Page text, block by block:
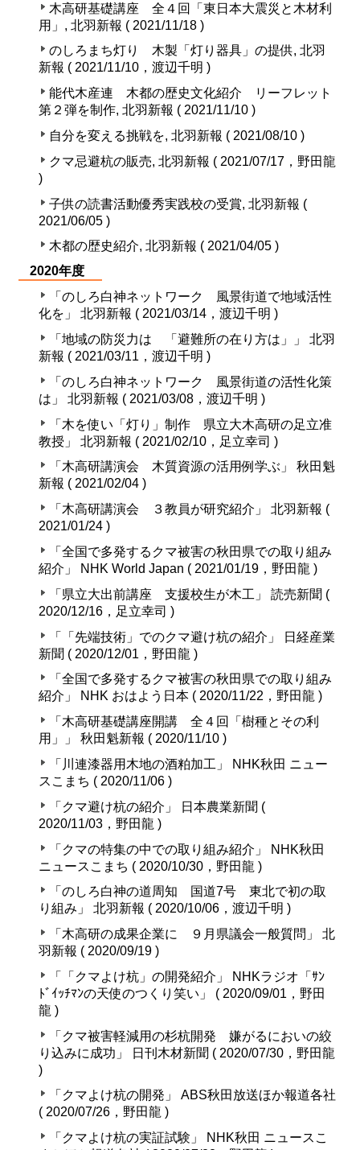
木高研基礎講座 全４回「東日本大震災と木材利
用」, 北羽新報 ( 2021/11/18 )
のしろまち灯り 木製「灯り器具」の提供, 北羽
新報 ( 2021/11/10，渡辺千明 )
能代木産連 木都の歴史文化紹介 リーフレット
第２弾を制作, 北羽新報 ( 2021/11/10 )
自分を変える挑戦を, 北羽新報 ( 2021/08/10 )
クマ忌避杭の販売, 北羽新報 ( 2021/07/17，野田龍
)
子供の読書活動優秀実践校の受賞, 北羽新報 (
2021/06/05 )
木都の歴史紹介, 北羽新報 ( 2021/04/05 )
2020年度
「のしろ白神ネットワーク 風景街道で地域活性
化を」 北羽新報 ( 2021/03/14，渡辺千明 )
「地域の防災力は 「避難所の在り方は」」 北羽
新報 ( 2021/03/11，渡辺千明 )
「のしろ白神ネットワーク 風景街道の活性化策
は」 北羽新報 ( 2021/03/08，渡辺千明 )
「木を使い「灯り」制作 県立大木高研の足立准
教授」 北羽新報 ( 2021/02/10，足立幸司 )
「木高研講演会 木質資源の活用例学ぶ」 秋田魁
新報 ( 2021/02/04 )
「木高研講演会 ３教員が研究紹介」 北羽新報 (
2021/01/24 )
「全国で多発するクマ被害の秋田県での取り組み
紹介」 NHK World Japan ( 2021/01/19，野田龍 )
「県立大出前講座 支援校生が木工」 読売新聞 (
2020/12/16，足立幸司 )
「「先端技術」でのクマ避け杭の紹介」 日経産業
新聞 ( 2020/12/01，野田龍 )
「全国で多発するクマ被害の秋田県での取り組み
紹介」 NHK おはよう日本 ( 2020/11/22，野田龍 )
「木高研基礎講座開講 全４回「樹種とその利
用」」 秋田魁新報 ( 2020/11/10 )
「川連漆器用木地の酒粕加工」 NHK秋田 ニュー
スこまち ( 2020/11/06 )
「クマ避け杭の紹介」 日本農業新聞 (
2020/11/03，野田龍 )
「クマの特集の中での取り組み紹介」 NHK秋田
ニュースこまち ( 2020/10/30，野田龍 )
「のしろ白神の道周知 国道7号 東北で初の取
り組み」 北羽新報 ( 2020/10/06，渡辺千明 )
「木高研の成果企業に ９月県議会一般質問」 北
羽新報 ( 2020/09/19 )
「「クマよけ杭」の開発紹介」 NHKラジオ「ｻﾝ
ﾄﾞｲｯﾁﾏﾝの天使のつくり笑い」 ( 2020/09/01，野田
龍 )
「クマ被害軽減用の杉杭開発 嫌がるにおいの絞
り込みに成功」 日刊木材新聞 ( 2020/07/30，野田龍
)
「クマよけ杭の開発」 ABS秋田放送ほか報道各社
( 2020/07/26，野田龍 )
「クマよけ杭の実証試験」 NHK秋田 ニュースこ